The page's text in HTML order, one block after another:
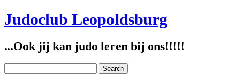
Judoclub Leopoldsburg
...Ook jij kan judo leren bij ons!!!!!